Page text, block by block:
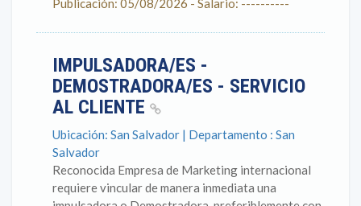
Publicación: 05/08/2026 - Salario: ----------
IMPULSADORA/ES -
DEMOSTRADORA/ES - SERVICIO
AL CLIENTE
Ubicación: San Salvador | Departamento : San
Salvador
Reconocida Empresa de Marketing internacional
requiere vincular de manera inmediata una